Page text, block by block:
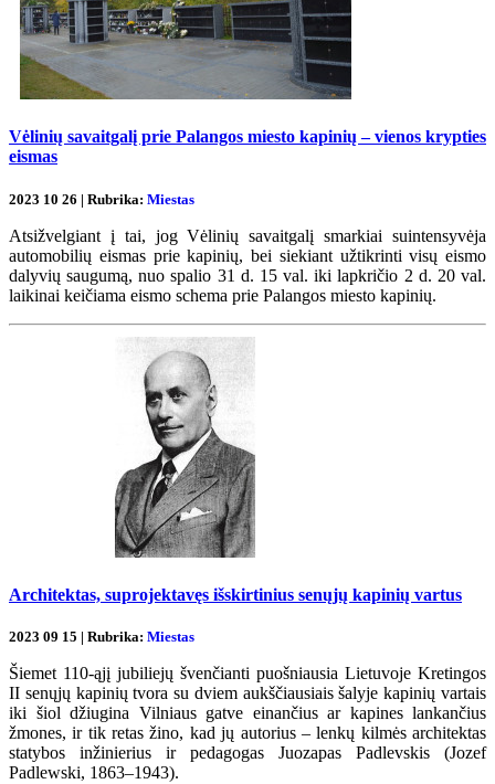
Vėlinių savaitgalį prie Palangos miesto kapinių – vienos krypties
eismas
2023 10 26 | Rubrika: Miestas
Atsižvelgiant į tai, jog Vėlinių savaitgalį smarkiai suintensyvėja
automobilių eismas prie kapinių, bei siekiant užtikrinti visų eismo
dalyvių saugumą, nuo spalio 31 d. 15 val. iki lapkričio 2 d. 20 val.
laikinai keičiama eismo schema prie Palangos miesto kapinių.
Architektas, suprojektavęs išskirtinius senųjų kapinių vartus
2023 09 15 | Rubrika: Miestas
Šiemet 110-ąjį jubiliejų švenčianti puošniausia Lietuvoje Kretingos
II senųjų kapinių tvora su dviem aukščiausiais šalyje kapinių vartais
iki šiol džiugina Vilniaus gatve einančius ar kapines lankančius
žmones, ir tik retas žino, kad jų autorius – lenkų kilmės architektas
statybos inžinierius ir pedagogas Juozapas Padlevskis (Jozef
Padlewski, 1863–1943).